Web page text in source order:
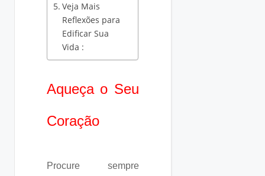
Veja Mais
Reflexões para
Edificar Sua
Vida :
Aqueça o Seu
Coração
Procure sempre